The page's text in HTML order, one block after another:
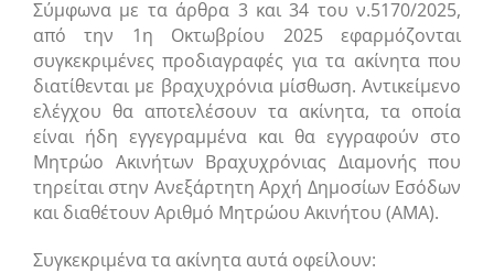
Σύμφωνα με τα άρθρα 3 και 34 του ν.5170/2025,
από την 1η Οκτωβρίου 2025 εφαρμόζονται
συγκεκριμένες προδιαγραφές για τα ακίνητα που
διατίθενται με βραχυχρόνια μίσθωση. Αντικείμενο
ελέγχου θα αποτελέσουν τα ακίνητα, τα οποία
είναι ήδη εγγεγραμμένα και θα εγγραφούν στο
Μητρώο Ακινήτων Βραχυχρόνιας Διαμονής που
τηρείται στην Ανεξάρτητη Αρχή Δημοσίων Εσόδων
και διαθέτουν Αριθμό Μητρώου Ακινήτου (ΑΜΑ).
Συγκεκριμένα τα ακίνητα αυτά οφείλουν: